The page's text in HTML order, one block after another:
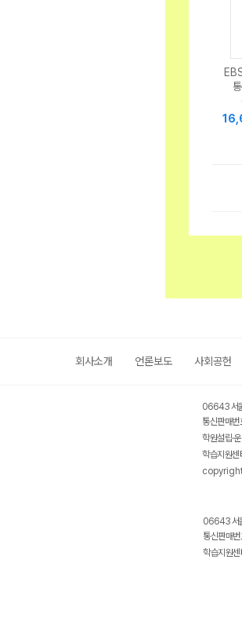
회사소개 언론보도 사회공헌
06643 서
통신판매
학원설립·
학습지원
06643 서
통신판매
학습지원